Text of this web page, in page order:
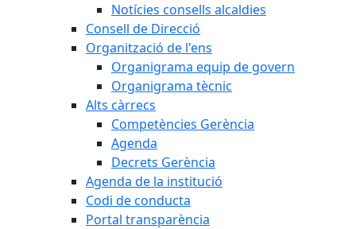
Notícies consells alcaldies
Consell de Direcció
Organització de l'ens
Organigrama equip de govern
Organigrama tècnic
Alts càrrecs
Competències Gerència
Agenda
Decrets Gerència
Agenda de la institució
Codi de conducta
Portal transparència